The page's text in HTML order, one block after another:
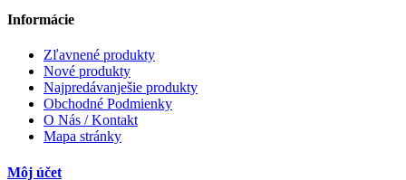
Informácie
Zľavnené produkty
Nové produkty
Najpredávanješie produkty
Obchodné Podmienky
O Nás / Kontakt
Mapa stránky
Môj účet